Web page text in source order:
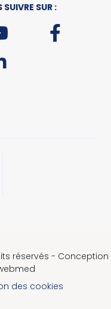
SUIVRE SUR :
réservés - Conception
des cookies